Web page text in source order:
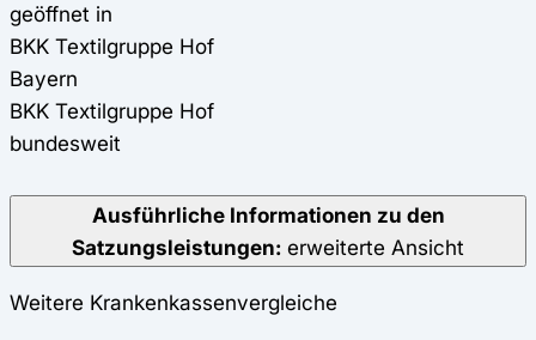
geöffnet in
BKK Textilgruppe Hof
Bayern
BKK Textilgruppe Hof
bundesweit
Ausführliche Informationen zu den
Satzungsleistungen: erweiterte Ansicht
Weitere Krankenkassenvergleiche